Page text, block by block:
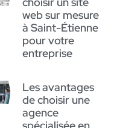
web sur mesure
à Saint-Étienne
pour votre
entreprise
Les avantages
de choisir une
agence